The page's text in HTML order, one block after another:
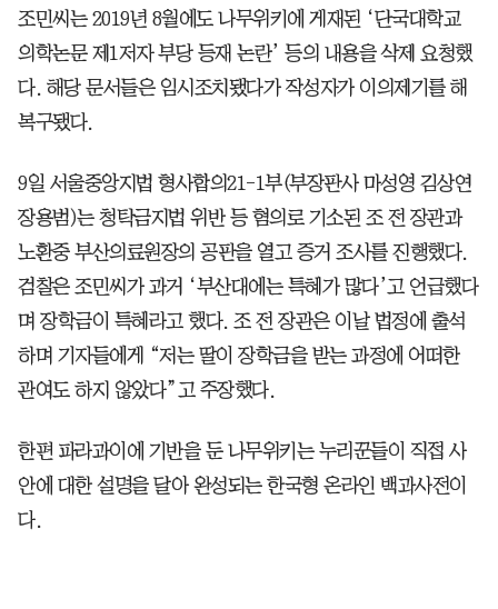
조민씨는 2019년 8월에도 나무위키에 게재된 ‘단국대학교
의학논문 제1저자 부당 등재 논란’ 등의 내용을 삭제 요청했
다. 해당 문서들은 임시조치됐다가 작성자가 이의제기를 해
복구됐다.
9일 서울중앙지법 형사합의21-1부(부장판사 마성영 김상연
장용범)는 청탁금지법 위반 등 혐의로 기소된 조 전 장관과
노환중 부산의료원장의 공판을 열고 증거 조사를 진행했다.
검찰은 조민씨가 과거 ‘부산대에는 특혜가 많다’고 언급했다
며 장학금이 특혜라고 했다. 조 전 장관은 이날 법정에 출석
하며 기자들에게 “저는 딸이 장학금을 받는 과정에 어떠한
관여도 하지 않았다”고 주장했다.
한편 파라과이에 기반을 둔 나무위키는 누리꾼들이 직접 사
안에 대한 설명을 달아 완성되는 한국형 온라인 백과사전이
다.